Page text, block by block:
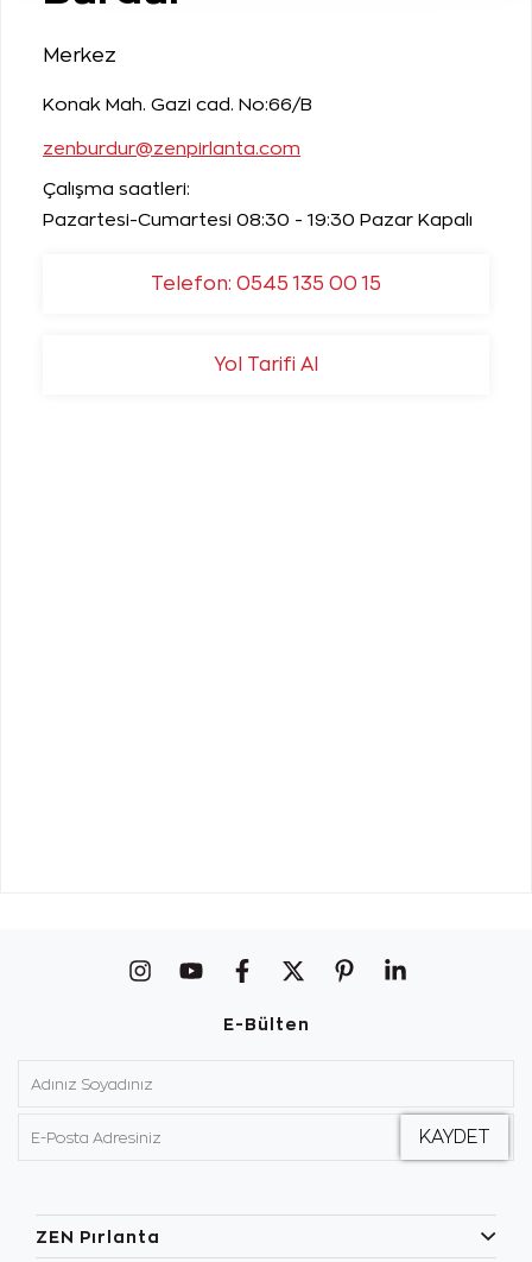
Merkez
Konak Mah. Gazi cad. No:66/B
zenburdur@zenpirlanta.com
Çalışma saatleri:
Pazartesi-Cumartesi 08:30 - 19:30 Pazar Kapalı
Telefon: 0545 135 00 15
Yol Tarifi Al
E-Bülten
ZEN Pırlanta